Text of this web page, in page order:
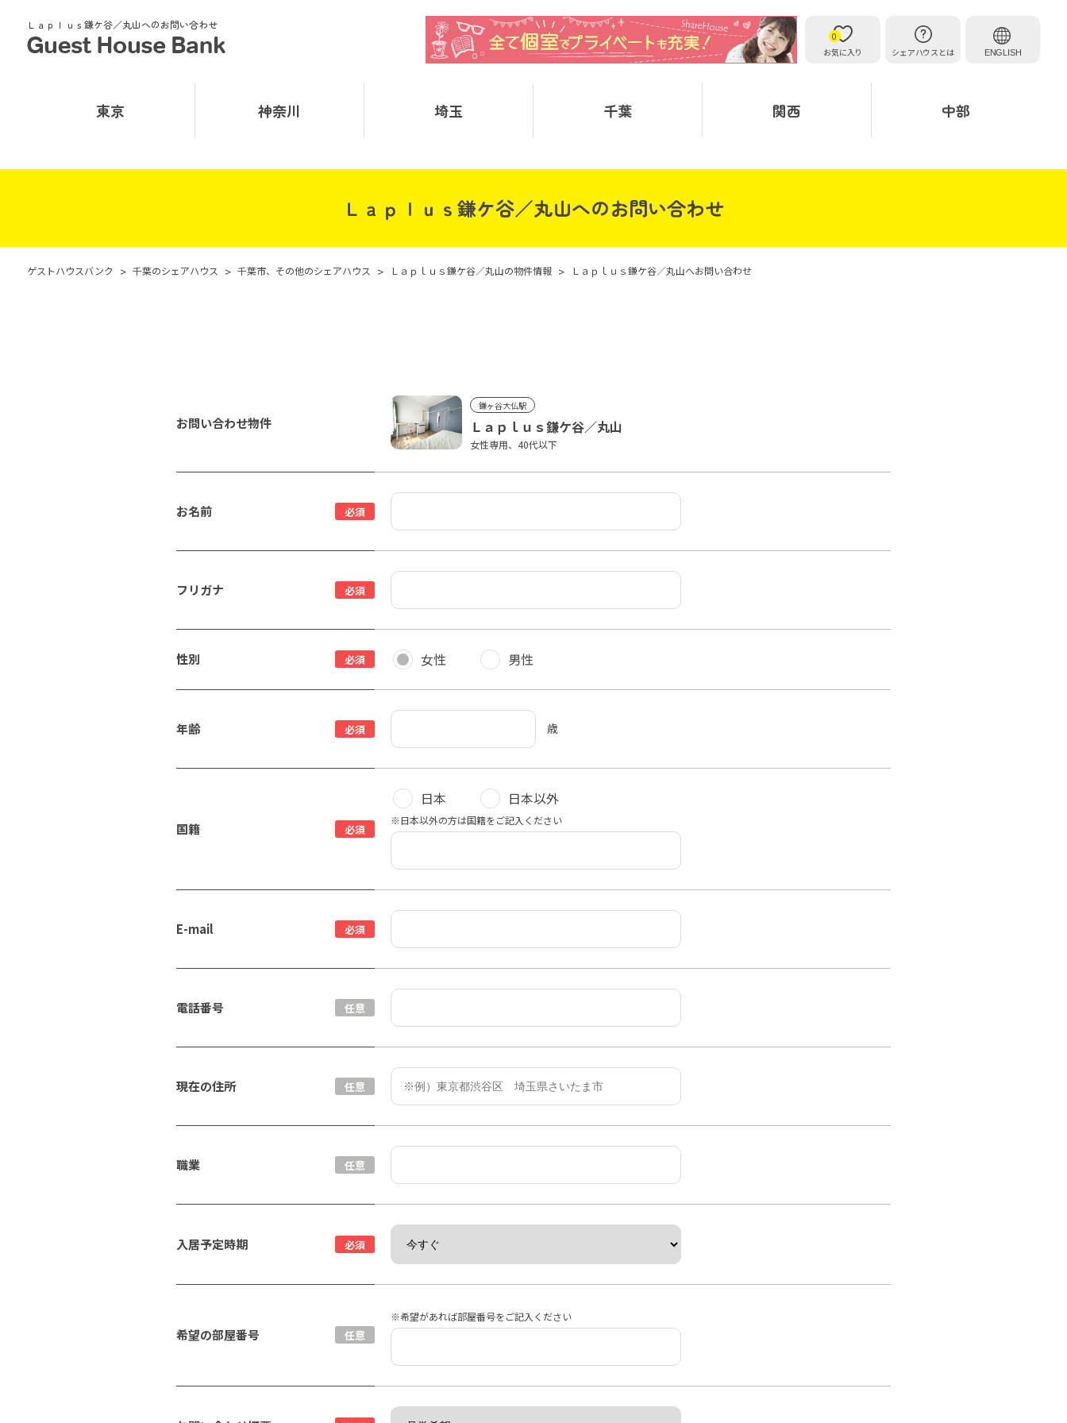
Ｌａｐｌｕｓ鎌ケ谷／丸山へのお問い合わせ
お気に入り
0
シェアハウスとは
ENGLISH
東京 神奈川 埼玉 千葉 関西 中部
Ｌａｐｌｕｓ鎌ケ谷／丸山へのお問い合わせ
ゲストハウスバンク > 千葉のシェアハウス > 千葉市、その他のシェアハウス > Ｌａｐｌｕｓ鎌ケ谷／丸山の物件情報 > Ｌａｐｌｕｓ鎌ケ谷／丸山へお問い合わせ
お問い合わせ物件
鎌ヶ谷大仏駅
Ｌａｐｌｕｓ鎌ケ谷／丸山
女性専用、40代以下
お名前 必須
フリガナ 必須
性別 必須 女性 男性
年齢 必須 歳
国籍 必須
日本 日本以外
※日本以外の方は国籍をご記入ください
E-mail 必須
電話番号 任意
現在の住所 任意
職業 任意
入居予定時期 必須
希望の部屋番号 任意
※希望があれば部屋番号をご記入ください